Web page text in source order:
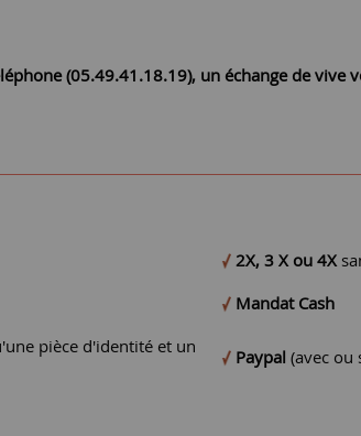
(05.49.41.18.19), un échange de
2X, 3 X ou 4X
Mandat Cash
pièce d'identité et un
Paypal (avec ou